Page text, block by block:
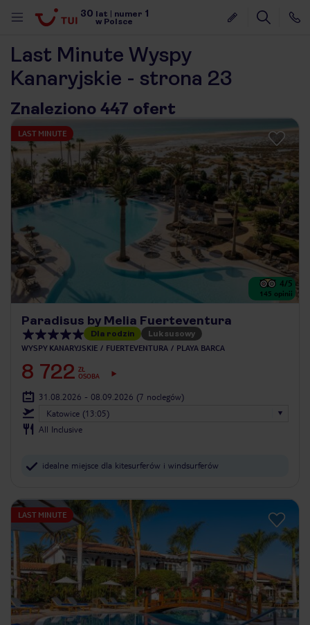
30 lat numer 1
w Polsce
Last Minute Wyspy
Kanaryjskie - strona 23
Znaleziono 447 ofert
LAST MINUTE
4/5
145 opinii
Paradisus by Melia Fuerteventura
Dla rodzin Luksusowy
WYSPY KANARYJSKIE FUERTEVENTURA PLAYA BARCA
8 722 ZŁ
OSOBA
31.08.2026 - 08.09.2026 (7 noclegów)
Katowice (13:05)
All Inclusive
idealne miejsce dla kitesurferów i windsurferów
LAST MINUTE